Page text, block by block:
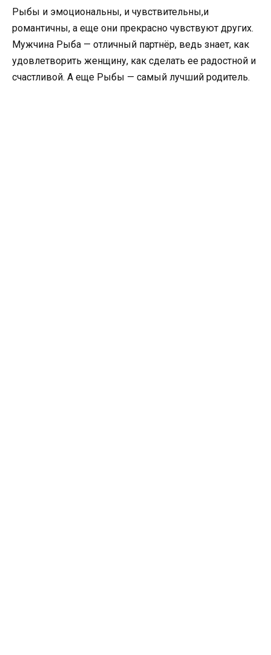
Рыбы и эмоциональны, и чувствительны,и
романтичны, а еще они прекрасно чувствуют других.
Мужчина Рыба — отличный партнёр, ведь знает, как
удовлетворить женщину, как сделать ее радостной и
счастливой. А еще Рыбы — самый лучший родитель.